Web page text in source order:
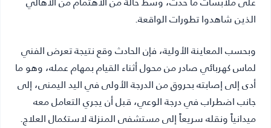
الذين شاهدوا تطورات الواقعة.
وبحسب المعاينة الأولية، فإن الحادث وقع نتيجة تعرض الفني
لماس كهربائي صادر من محول أثناء القيام بمهام عمله، وهو ما
أدى إلى إصابته بحروق من الدرجة الأولى في اليد اليمنى، إلى
جانب اضطراب في درجة الوعي، قبل أن يجري التعامل معه
ميدانياً ونقله سريعاً إلى مستشفى المنزلة لاستكمال العلاج.